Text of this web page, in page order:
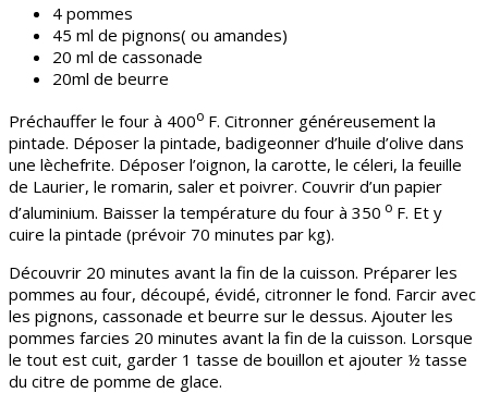
4 pommes
45 ml de pignons( ou amandes)
20 ml de cassonade
20ml de beurre
Préchauffer le four à 400o F. Citronner généreusement la
pintade. Déposer la pintade, badigeonner d’huile d’olive dans
une lèchefrite. Déposer l’oignon, la carotte, le céleri, la feuille
de Laurier, le romarin, saler et poivrer. Couvrir d’un papier
d’aluminium. Baisser la température du four à 350 o F. Et y
cuire la pintade (prévoir 70 minutes par kg).
Découvrir 20 minutes avant la fin de la cuisson. Préparer les
pommes au four, découpé, évidé, citronner le fond. Farcir avec
les pignons, cassonade et beurre sur le dessus. Ajouter les
pommes farcies 20 minutes avant la fin de la cuisson. Lorsque
le tout est cuit, garder 1 tasse de bouillon et ajouter ½ tasse
du citre de pomme de glace.